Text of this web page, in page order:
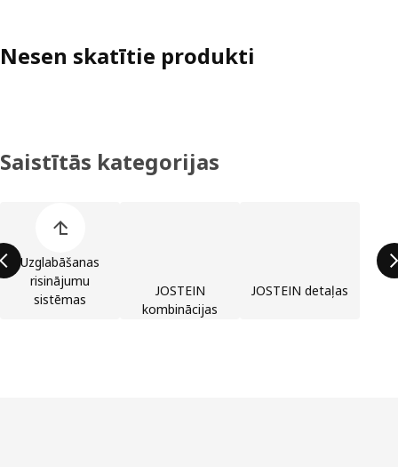
Nesen skatītie produkti
Saistītās kategorijas
Uzglabāšanas
risinājumu
sistēmas
JOSTEIN
kombinācijas
JOSTEIN detaļas